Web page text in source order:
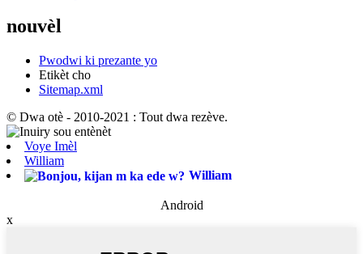
nouvèl
Pwodwi ki prezante yo
Etikèt cho
Sitemap.xml
© Dwa otè - 2010-2021 : Tout dwa rezève.
Voye Imèl
William
William
Android
x